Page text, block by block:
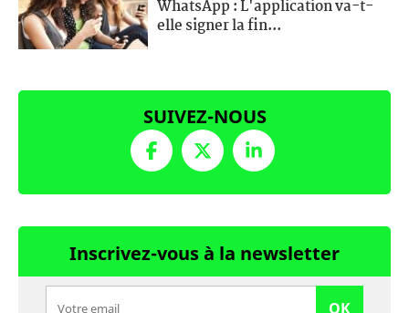
WhatsApp : L'application va-t-
elle signer la fin...
SUIVEZ-NOUS
Inscrivez-vous à la newsletter
OK